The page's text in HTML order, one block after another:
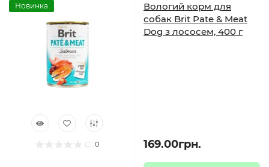
Новинка
0
Вологий корм для
собак Brit Pate & Meat
Dog з лососем, 400 г
169.00грн.